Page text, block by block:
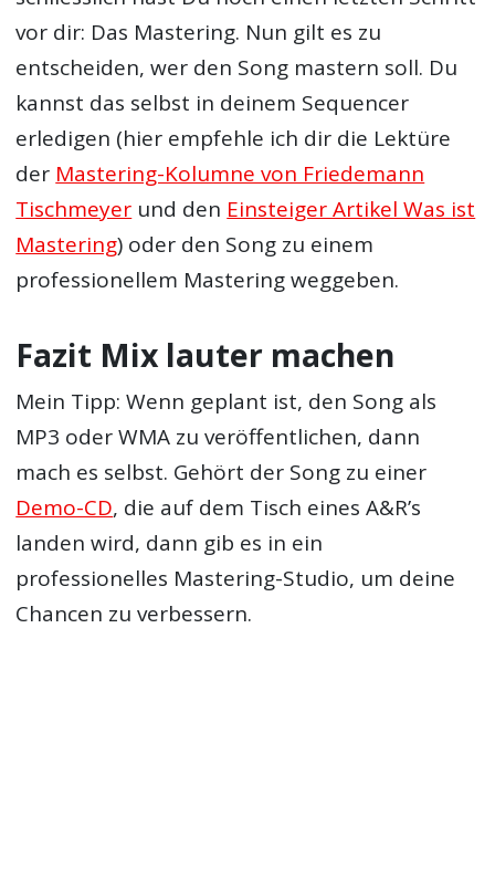
vor dir: Das Mastering. Nun gilt es zu
entscheiden, wer den Song mastern soll. Du
kannst das selbst in deinem Sequencer
erledigen (hier empfehle ich dir die Lektüre
der Mastering-Kolumne von Friedemann
Tischmeyer und den Einsteiger Artikel Was ist
Mastering) oder den Song zu einem
professionellem Mastering weggeben.
Fazit Mix lauter machen
Mein Tipp: Wenn geplant ist, den Song als
MP3 oder WMA zu veröffentlichen, dann
mach es selbst. Gehört der Song zu einer
Demo-CD, die auf dem Tisch eines A&R’s
landen wird, dann gib es in ein
professionelles Mastering-Studio, um deine
Chancen zu verbessern.